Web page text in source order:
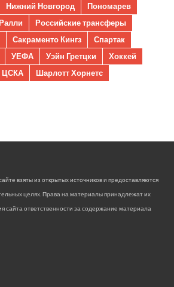
Нижний Новгород
Пономарев
Российские трансферы
Сакраменто Кингз
Спартак
УЕФА Уэйн Гретцки
Хоккей
ЦСКА Шарлотт Хорнетс
взяты из открытых источников и предоставляются
целях. Права на материалы принадлежат их
сайта ответственности за содержание материала